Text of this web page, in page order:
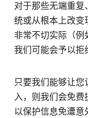
对于那些无端重复
统或从根本上改变
非常不切实际（例
我们可能会予以拒
只要我们能够让
入，则我们会免费
以保护信息免遭意